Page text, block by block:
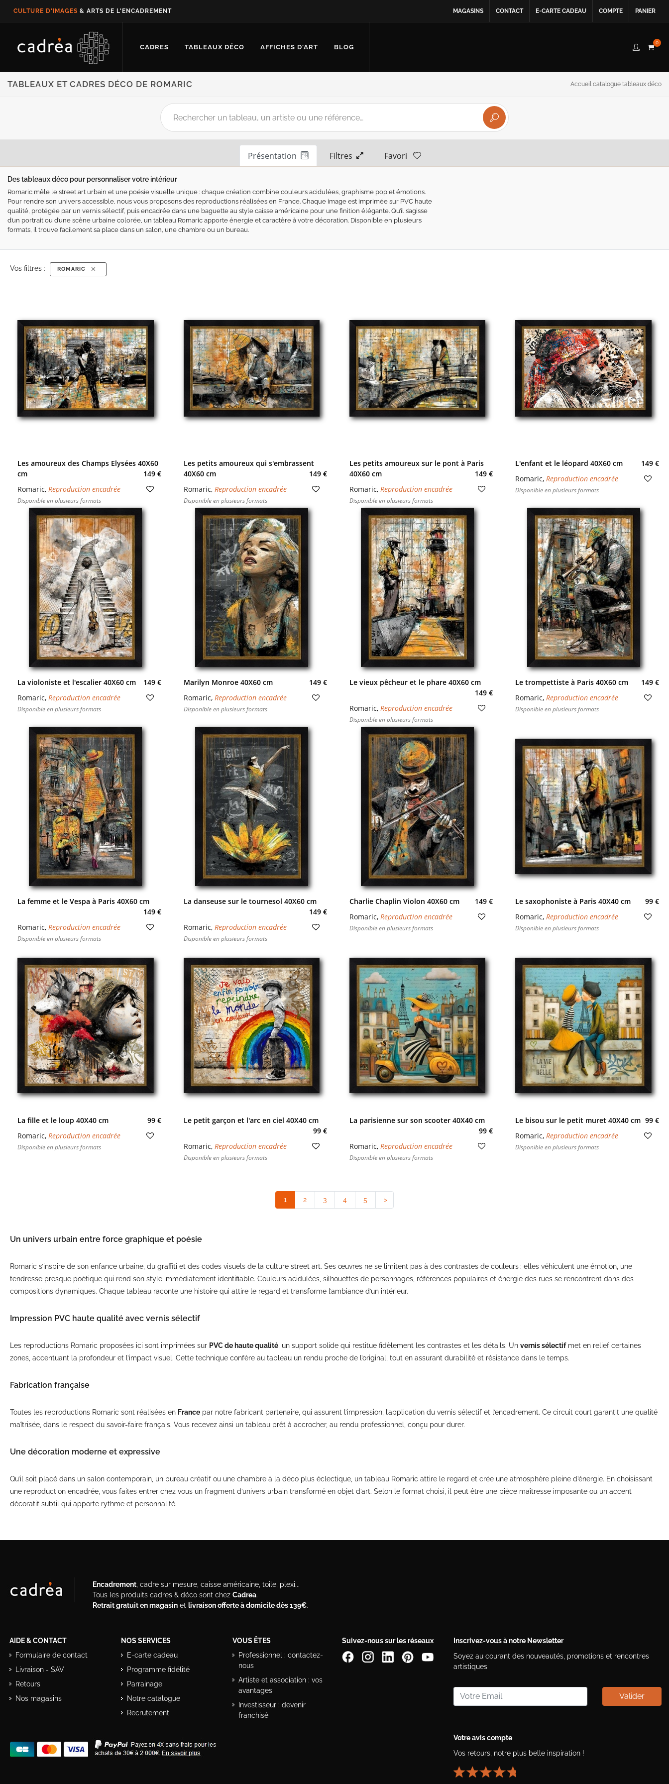
CULTURE D'IMAGES & ARTS DE L'ENCADREMENT MAGASINS CONTACT E-CARTE CADEAU COMPTE PANIER
CADRES TABLEAUX DÉCO AFFICHES D'ART BLOG
0
TABLEAUX ET CADRES DÉCO DE ROMARIC Accueil catalogue tableaux déco
Présentation Filtres Favori
Des tableaux déco pour personnaliser votre intérieur
Romaric mêle le street art urbain et une poésie visuelle unique : chaque création combine couleurs acidulées, graphisme pop et émotions.
Pour rendre son univers accessible, nous vous proposons des reproductions réalisées en France. Chaque image est imprimée sur PVC haute
qualité, protégée par un vernis sélectif, puis encadrée dans une baguette au style caisse américaine pour une finition élégante. Qu’il s’agisse
d’un portrait ou d’une scène urbaine colorée, un tableau Romaric apporte énergie et caractère à votre décoration. Disponible en plusieurs
formats, il trouve facilement sa place dans un salon, une chambre ou un bureau.
Vos filtres : ROMARIC
Les amoureux des Champs Elysées 40X60
cm
149 €
Romaric,Reproduction encadrée
Disponible en plusieurs formats
Les petits amoureux qui s'embrassent
40X60 cm
149 €
Romaric, Reproduction encadrée
Disponible en plusieurs formats
Les petits amoureux sur le pont à Paris
40X60 cm
149 €
Romaric, Reproduction encadrée
Disponible en plusieurs formats
L'enfant et le léopard 40X60 cm
149 €
Romaric,Reproduction encadrée
Disponible en plusieurs formats
La violoniste et l'escalier 40X60 cm
149 €
Romaric,Reproduction encadrée
Disponible en plusieurs formats
Marilyn Monroe 40X60 cm
149 €
Romaric, Reproduction encadrée
Disponible en plusieurs formats
Le vieux pêcheur et le phare 40X60 cm
149 €
Romaric, Reproduction encadrée
Disponible en plusieurs formats
Le trompettiste à Paris 40X60 cm
149 €
Romaric,Reproduction encadrée
Disponible en plusieurs formats
La femme et le Vespa à Paris 40X60 cm
149 €
Romaric,Reproduction encadrée
Disponible en plusieurs formats
La danseuse sur le tournesol 40X60 cm
149 €
Romaric, Reproduction encadrée
Disponible en plusieurs formats
Charlie Chaplin Violon 40X60 cm
149 €
Romaric, Reproduction encadrée
Disponible en plusieurs formats
Le saxophoniste à Paris 40X40 cm
99 €
Romaric,Reproduction encadrée
Disponible en plusieurs formats
La fille et le loup 40X40 cm
99 €
Romaric,Reproduction encadrée
Disponible en plusieurs formats
Le petit garçon et l'arc en ciel 40X40 cm
99 €
Romaric, Reproduction encadrée
Disponible en plusieurs formats
La parisienne sur son scooter 40X40 cm
99 €
Romaric, Reproduction encadrée
Disponible en plusieurs formats
Le bisou sur le petit muret 40X40 cm 99 €
Romaric,Reproduction encadrée
Disponible en plusieurs formats
1 (current)
2 3 4 5 >
Un univers urbain entre force graphique et poésie
Romaric s’inspire de son enfance urbaine, du graffiti et des codes visuels de la culture street art. Ses œuvres ne se limitent pas à des contrastes de couleurs : elles véhiculent une émotion, une
tendresse presque poétique qui rend son style immédiatement identifiable. Couleurs acidulées, silhouettes de personnages, références populaires et énergie des rues se rencontrent dans des
compositions dynamiques. Chaque tableau raconte une histoire qui attire le regard et transforme l’ambiance d’un intérieur.
Impression PVC haute qualité avec vernis sélectif
Les reproductions Romaric proposées ici sont imprimées sur PVC de haute qualité, un support solide qui restitue fidèlement les contrastes et les détails. Unvernis sélectifmet en relief certaines
zones, accentuant la profondeur et l’impact visuel. Cette technique confère au tableau un rendu proche de l’original, tout en assurant durabilité et résistance dans le temps.
Fabrication française
Toutes les reproductions Romaric sont réalisées en France par notre fabricant partenaire, qui assurent l’impression, l’application du vernis sélectif et l’encadrement. Ce circuit court garantit une qualité
maîtrisée, dans le respect du savoir-faire français. Vous recevez ainsi un tableau prêt à accrocher, au rendu professionnel, conçu pour durer.
Une décoration moderne et expressive
Qu’il soit placé dans un salon contemporain, un bureau créatif ou une chambre à la déco plus éclectique, un tableau Romaric attire le regard et crée une atmosphère pleine d’énergie. En choisissant
une reproduction encadrée, vous faites entrer chez vous un fragment d’univers urbain transformé en objet d’art. Selon le format choisi, il peut être une pièce maîtresse imposante ou un accent
décoratif subtil qui apporte rythme et personnalité.
Encadrement, cadre sur mesure, caisse américaine, toile, plexi...
Tous les produits cadres & déco sont chez Cadrea.
Retrait gratuit en magasin et livraison offerte à domicile dès 139€.
AIDE & CONTACT
Formulaire de contact
Livraison - SAV
Retours
Nos magasins
NOS SERVICES
E-carte cadeau
Programme fidélité
Parrainage
Notre catalogue
Recrutement
VOUS ÊTES
Professionnel : contactez-
nous
Artiste et association : vos
avantages
Investisseur : devenir
franchisé
Suivez-nous sur les réseaux
Inscrivez-vous à notre Newsletter
Soyez au courant des nouveautés, promotions et rencontres
artistiques
Valider
Votre avis compte
Vos retours, notre plus belle inspiration !